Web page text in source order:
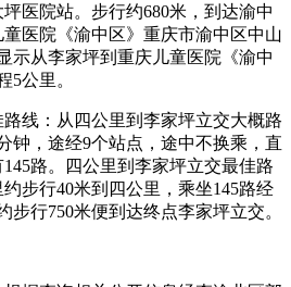
医院站。步行约680米，到达渝中
医院《渝中区》重庆市渝中区中山
示从李家坪到重庆儿童医院《渝中
5公里。
线：从四公里到李家坪立交大概路
钟，途经9个站点，途中不换乘，直
路。四公里到李家坪立交最佳路
步行40米到四公里，乘坐145路经
步行750米便到达终点李家坪立交。